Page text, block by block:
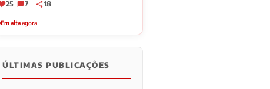
25 7 18
Em alta agora
ÚLTIMAS PUBLICAÇÕES